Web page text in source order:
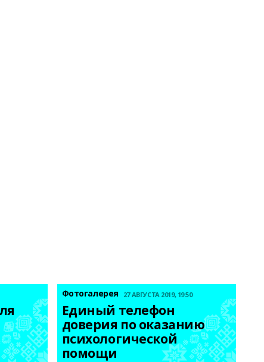
Фотогалерея 27 АВГУСТА 2019, 19:50
Единый телефон
доверия по оказанию
психологической
помощи